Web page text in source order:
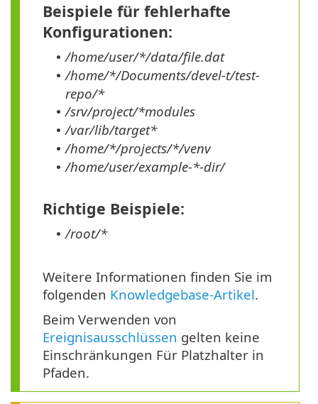
Beispiele für fehlerhafte
Konfigurationen:
• /home/user/*/data/file.dat
• /home/*/Documents/devel-t/test-
repo/*
• /srv/project/*modules
• /var/lib/target*
• /home/*/projects/*/venv
• /home/user/example-*-dir/
Richtige Beispiele:
• /root/*
Weitere Informationen finden Sie im
folgenden Knowledgebase-Artikel.
Beim Verwenden von
Ereignisausschlüssen gelten keine
Einschränkungen Für Platzhalter in
Pfaden.